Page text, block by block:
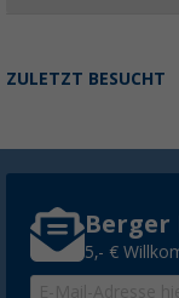
ZULETZT BESUCHT
5,- €